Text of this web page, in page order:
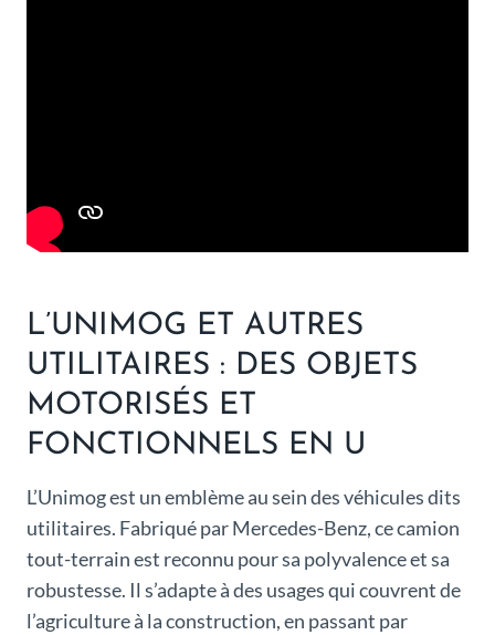
L’UNIMOG ET AUTRES
UTILITAIRES : DES OBJETS
MOTORISÉS ET
FONCTIONNELS EN U
L’Unimog est un emblème au sein des véhicules dits
utilitaires. Fabriqué par Mercedes-Benz, ce camion
tout-terrain est reconnu pour sa polyvalence et sa
robustesse. Il s’adapte à des usages qui couvrent de
l’agriculture à la construction, en passant par